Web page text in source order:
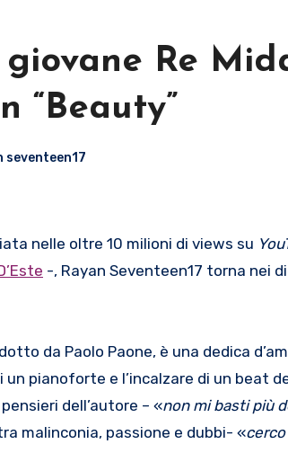
giovane Re
“Beauty”
seventeen17
nelle oltre 10 milioni di views su
-, Rayan Seventeen17 torna nei
da Paolo Paone, è una dedica
pianoforte e l’incalzare di un beat
dell’autore – «non mi basti più
malinconia, passione e dubbi- «